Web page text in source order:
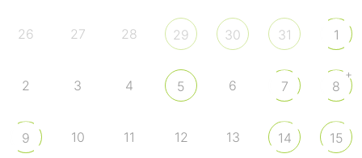
26 27 28 29 30 31 1
2 3 4 5 6 7 8
+
9 10 11 12 13 14 15